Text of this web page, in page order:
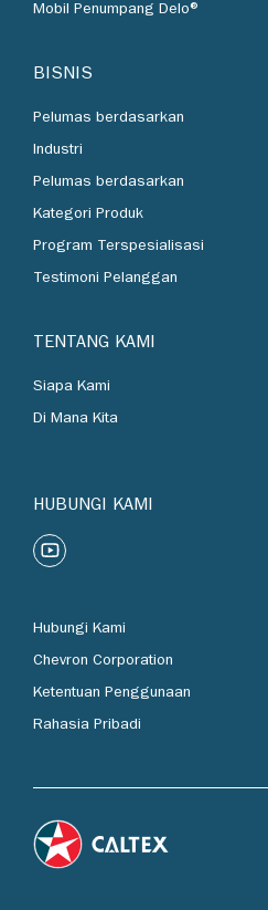
Mobil Penumpang Delo®
BISNIS
Pelumas berdasarkan
Industri
Pelumas berdasarkan
Kategori Produk
Program Terspesialisasi
Testimoni Pelanggan
TENTANG KAMI
Siapa Kami
Di Mana Kita
HUBUNGI KAMI
Hubungi Kami
Chevron Corporation
Ketentuan Penggunaan
Rahasia Pribadi